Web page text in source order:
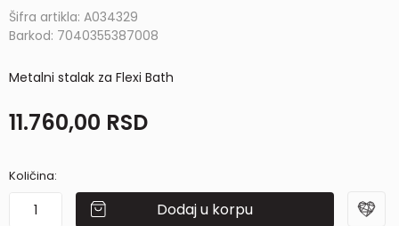
Šifra artikla: A034329
Barkod: 7040355387008
Metalni stalak za Flexi Bath
11.760,00 RSD
Količina:
Dodaj u korpu